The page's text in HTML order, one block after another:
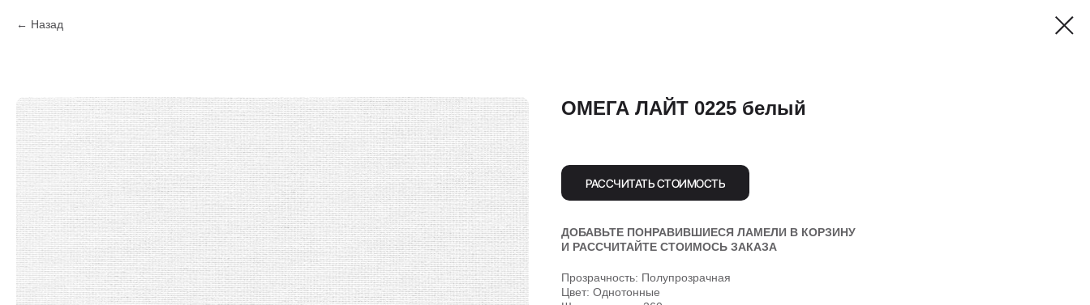
Назад
ОМЕГА ЛАЙТ 0225 белый
РАССЧИТАТЬ СТОИМОСТЬ
ДОБАВЬТЕ ПОНРАВИВШИЕСЯ ЛАМЕЛИ В КОРЗИНУ
И РАССЧИТАЙТЕ СТОИМОСЬ ЗАКАЗА
Прозрачность: Полупрозрачная
Цвет: Однотонные